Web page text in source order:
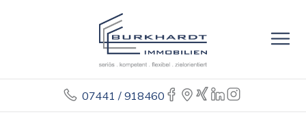
07441 / 918460